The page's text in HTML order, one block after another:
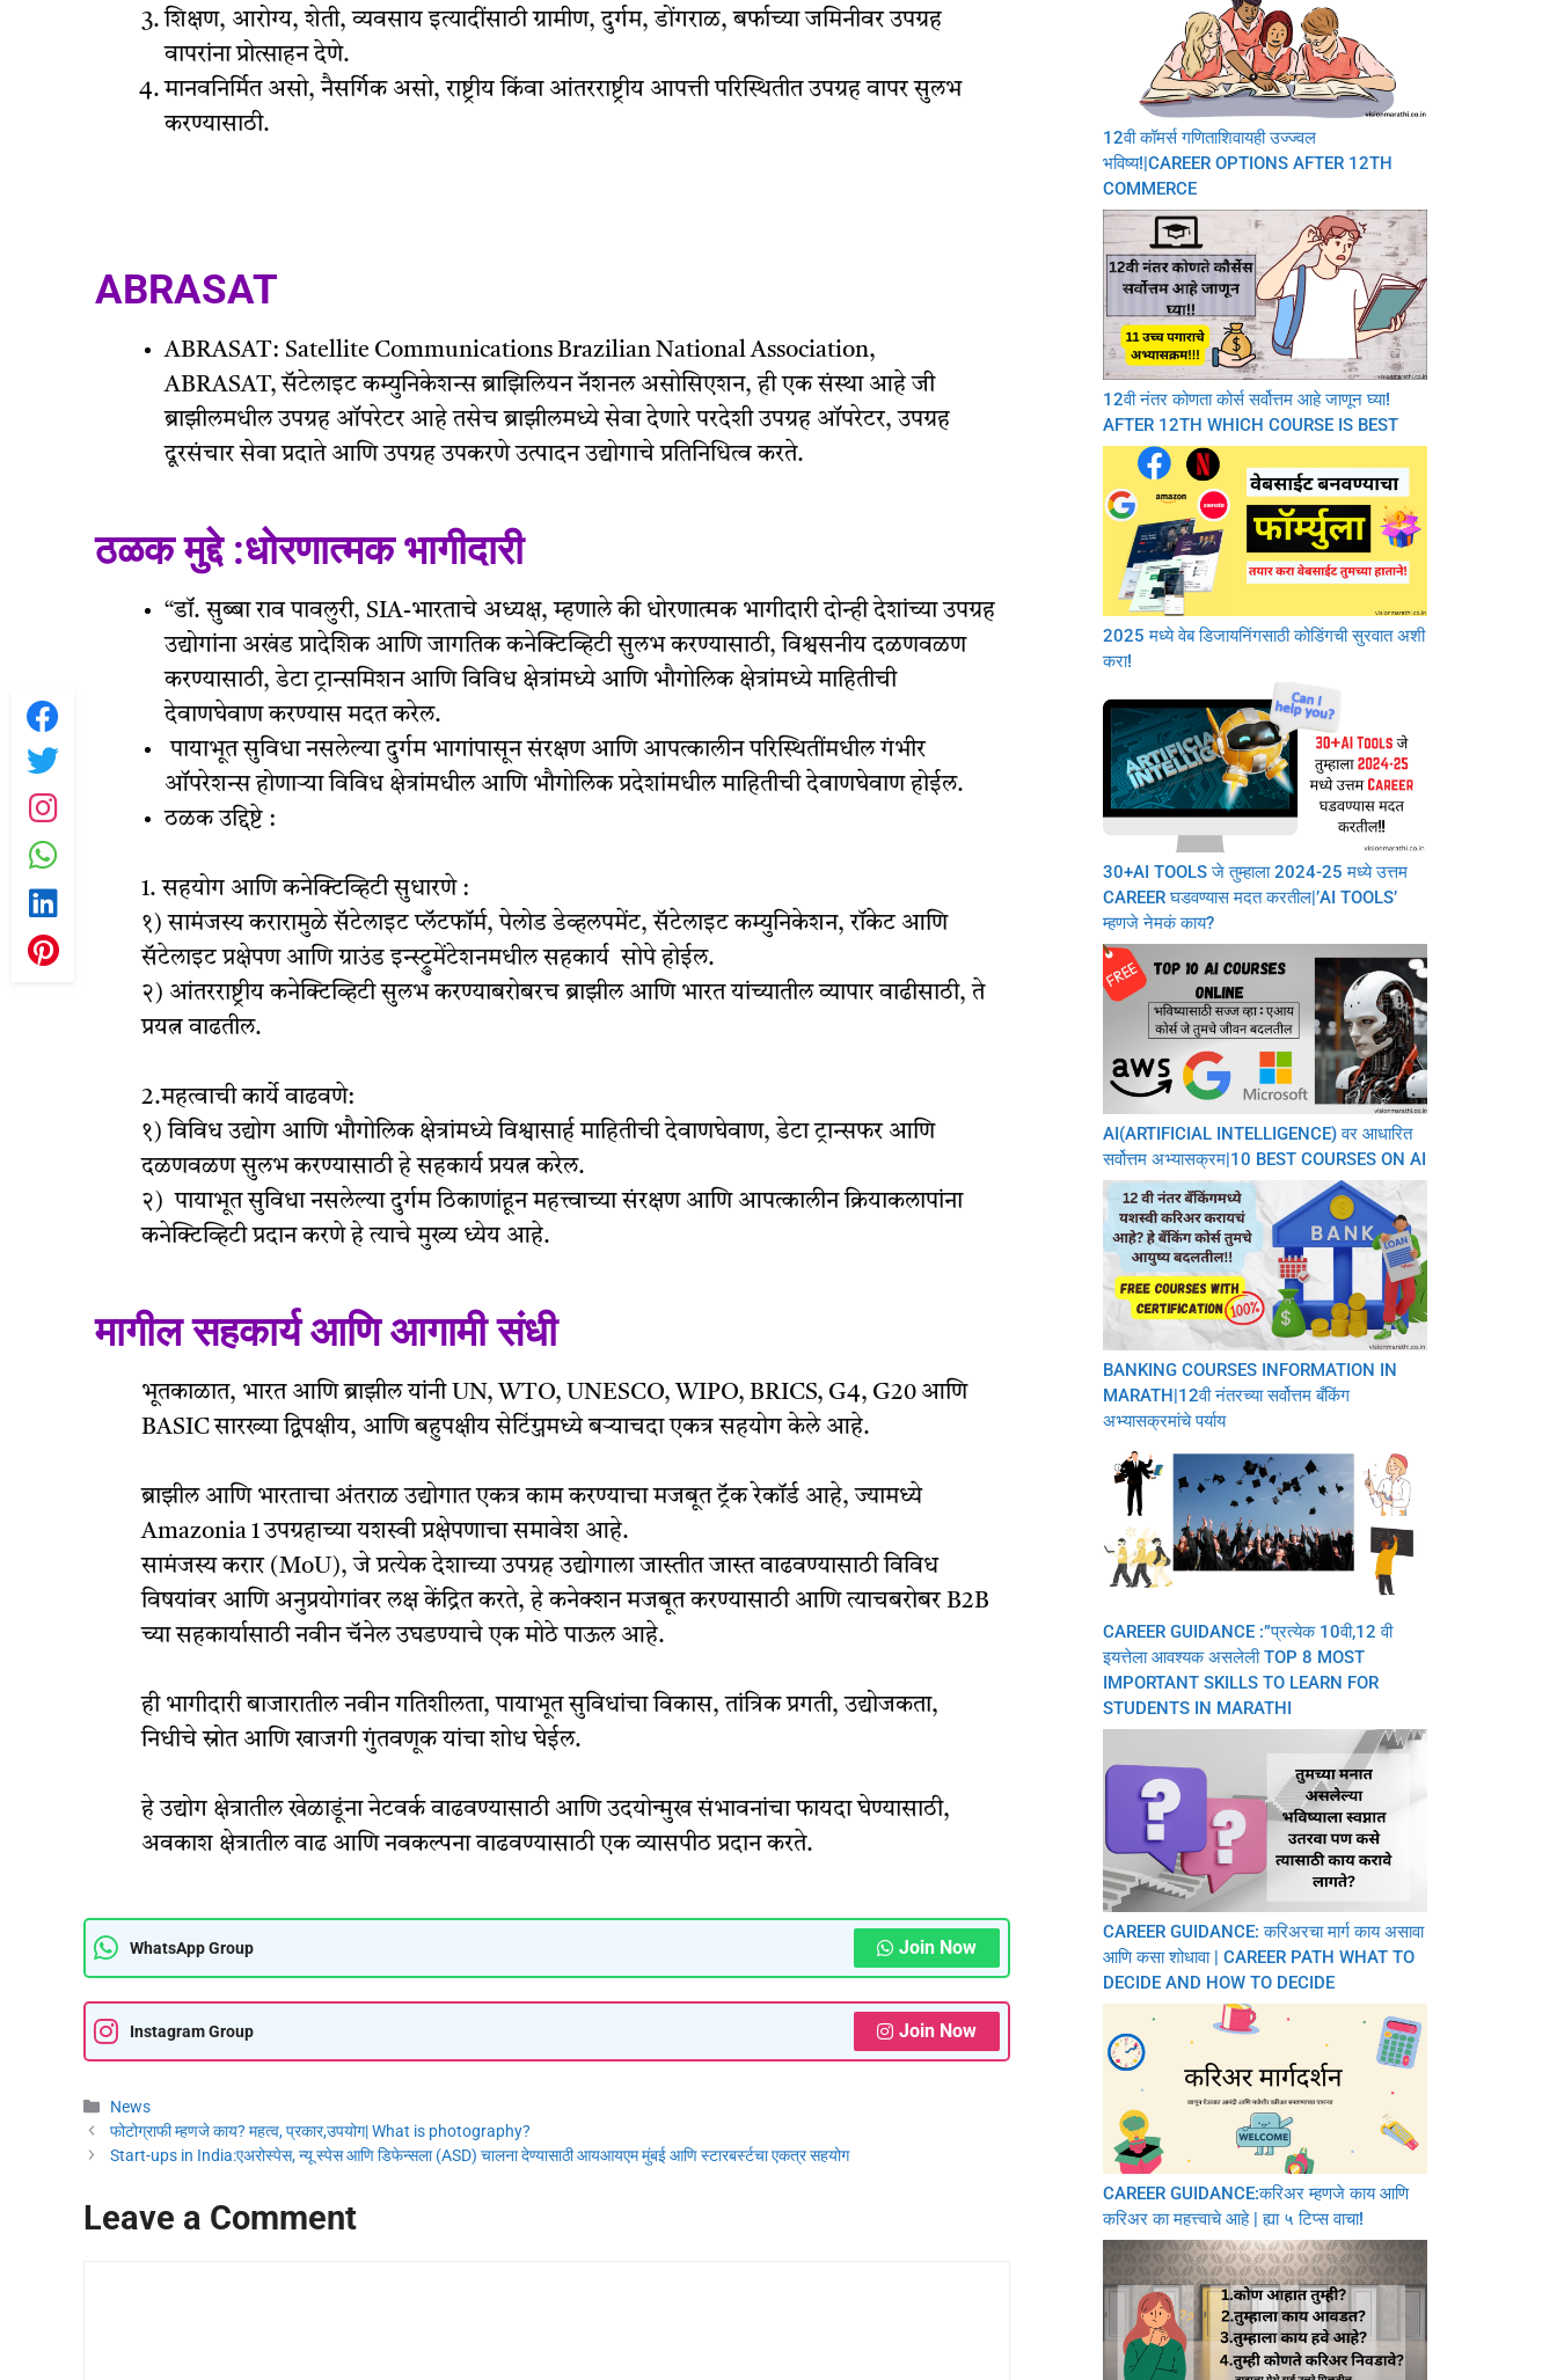
शिक्षण, आरोग्य, शेती, व्यवसाय इत्यादींसाठी ग्रामीण, दुर्गम, डोंगराळ, बर्फाच्या जमिनीवर उपग्रह
वापरांना प्रोत्साहन देणे.
मानवनिर्मित असो, नैसर्गिक असो, राष्ट्रीय किंवा आंतरराष्ट्रीय आपत्ती परिस्थितीत उपग्रह वापर सुलभ
करण्यासाठी.
ABRASAT
ABRASAT: Satellite Communications Brazilian National Association,
ABRASAT, सॅटेलाइट कम्युनिकेशन्स ब्राझिलियन नॅशनल असोसिएशन, ही एक संस्था आहे जी
ब्राझीलमधील उपग्रह ऑपरेटर आहे तसेच ब्राझीलमध्ये सेवा देणारे परदेशी उपग्रह ऑपरेटर, उपग्रह
दूरसंचार सेवा प्रदाते आणि उपग्रह उपकरणे उत्पादन उद्योगाचे प्रतिनिधित्व करते.
ठळक मुद्दे :धोरणात्मक भागीदारी
“डॉ. सुब्बा राव पावलुरी, SIA-भारताचे अध्यक्ष, म्हणाले की धोरणात्मक भागीदारी दोन्ही देशांच्या उपग्रह
उद्योगांना अखंड प्रादेशिक आणि जागतिक कनेक्टिव्हिटी सुलभ करण्यासाठी, विश्वसनीय दळणवळण
करण्यासाठी, डेटा ट्रान्समिशन आणि विविध क्षेत्रांमध्ये आणि भौगोलिक क्षेत्रांमध्ये माहितीची
देवाणघेवाण करण्यास मदत करेल.
पायाभूत सुविधा नसलेल्या दुर्गम भागांपासून संरक्षण आणि आपत्कालीन परिस्थितींमधील गंभीर
ऑपरेशन्स होणाऱ्या विविध क्षेत्रांमधील आणि भौगोलिक प्रदेशांमधील माहितीची देवाणघेवाण होईल.
ठळक उद्दिष्टे :
1. सहयोग आणि कनेक्टिव्हिटी सुधारणे :
१) सामंजस्य करारामुळे सॅटेलाइट प्लॅटफॉर्म, पेलोड डेव्हलपमेंट, सॅटेलाइट कम्युनिकेशन, रॉकेट आणि
सॅटेलाइट प्रक्षेपण आणि ग्राउंड इन्स्ट्रुमेंटेशनमधील सहकार्य सोपे होईल.
२) आंतरराष्ट्रीय कनेक्टिव्हिटी सुलभ करण्याबरोबरच ब्राझील आणि भारत यांच्यातील व्यापार वाढीसाठी, ते
प्रयत्न वाढतील.
2.महत्वाची कार्ये वाढवणे:
१) विविध उद्योग आणि भौगोलिक क्षेत्रांमध्ये विश्वासार्ह माहितीची देवाणघेवाण, डेटा ट्रान्सफर आणि
दळणवळण सुलभ करण्यासाठी हे सहकार्य प्रयत्न करेल.
२) पायाभूत सुविधा नसलेल्या दुर्गम ठिकाणांहून महत्त्वाच्या संरक्षण आणि आपत्कालीन क्रियाकलापांना
कनेक्टिव्हिटी प्रदान करणे हे त्याचे मुख्य ध्येय आहे.
मागील सहकार्य आणि आगामी संधी
भूतकाळात, भारत आणि ब्राझील यांनी UN, WTO, UNESCO, WIPO, BRICS, G4, G20 आणि
BASIC सारख्या द्विपक्षीय, आणि बहुपक्षीय सेटिंग्जमध्ये बऱ्याचदा एकत्र सहयोग केले आहे.
ब्राझील आणि भारताचा अंतराळ उद्योगात एकत्र काम करण्याचा मजबूत ट्रॅक रेकॉर्ड आहे, ज्यामध्ये
Amazonia 1 उपग्रहाच्या यशस्वी प्रक्षेपणाचा समावेश आहे.
सामंजस्य करार (MoU), जे प्रत्येक देशाच्या उपग्रह उद्योगाला जास्तीत जास्त वाढवण्यासाठी विविध
विषयांवर आणि अनुप्रयोगांवर लक्ष केंद्रित करते, हे कनेक्शन मजबूत करण्यासाठी आणि त्याचबरोबर B2B
च्या सहकार्यासाठी नवीन चॅनेल उघडण्याचे एक मोठे पाऊल आहे.
ही भागीदारी बाजारातील नवीन गतिशीलता, पायाभूत सुविधांचा विकास, तांत्रिक प्रगती, उद्योजकता,
निधीचे स्रोत आणि खाजगी गुंतवणूक यांचा शोध घेईल.
हे उद्योग क्षेत्रातील खेळाडूंना नेटवर्क वाढवण्यासाठी आणि उदयोन्मुख संभावनांचा फायदा घेण्यासाठी,
अवकाश क्षेत्रातील वाढ आणि नवकल्पना वाढवण्यासाठी एक व्यासपीठ प्रदान करते.
WhatsApp Group Join Now
Instagram Group Join Now
News
फोटोग्राफी म्हणजे काय? महत्व, प्रकार,उपयोग| What is photography?
Start-ups in India:एअरोस्पेस, न्यू स्पेस आणि डिफेन्सला (ASD) चालना देण्यासाठी आयआयएम मुंबई आणि स्टारबर्स्टचा एकत्र सहयोग
Leave a Comment
12वी कॉमर्स गणिताशिवायही उज्ज्वल
भविष्य!|CAREER OPTIONS AFTER 12TH
COMMERCE
12वी नंतर कोणता कोर्स सर्वोत्तम आहे जाणून घ्या!
AFTER 12TH WHICH COURSE IS BEST
2025 मध्ये वेब डिजायनिंगसाठी कोडिंगची सुरवात अशी
करा!
30+AI TOOLS जे तुम्हाला 2024-25 मध्ये उत्तम
CAREER घडवण्यास मदत करतील|’AI TOOLS’
म्हणजे नेमकं काय?
AI(ARTIFICIAL INTELLIGENCE) वर आधारित
सर्वोत्तम अभ्यासक्रम|10 BEST COURSES ON AI
BANKING COURSES INFORMATION IN
MARATH|12वी नंतरच्या सर्वोत्तम बँकिंग
अभ्यासक्रमांचे पर्याय
CAREER GUIDANCE :”प्रत्येक 10वी,12 वी
इयत्तेला आवश्यक असलेली TOP 8 MOST
IMPORTANT SKILLS TO LEARN FOR
STUDENTS IN MARATHI
CAREER GUIDANCE: करिअरचा मार्ग काय असावा
आणि कसा शोधावा | CAREER PATH WHAT TO
DECIDE AND HOW TO DECIDE
CAREER GUIDANCE:करिअर म्हणजे काय आणि
करिअर का महत्त्वाचे आहे | ह्या ५ टिप्स वाचा!